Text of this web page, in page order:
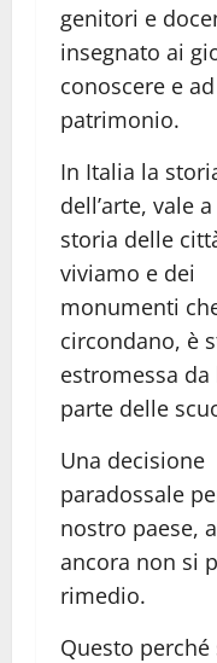
genitori e
insegnato ai
conoscere e
patrimonio.
In Italia la
dell’arte, vale
storia delle
viviamo e dei
monumenti
circondano, è
estromessa da
parte delle
Una decisione
paradossale
nostro paese,
ancora non si
rimedio.
Questo perché